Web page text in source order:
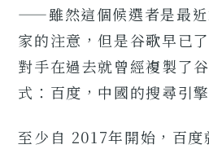
——雖然這個候選者是最近
家的注意，但是谷歌早已
對手在過去就曾經複製了
式：百度，中國的搜尋引
至少自 2017年開始，百度